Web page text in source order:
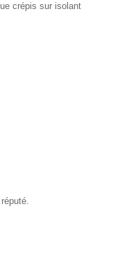
crépis sur isolant